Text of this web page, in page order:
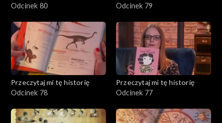
Odcinek 80
Odcinek 79
Przeczytaj mi tę historię
Odcinek 78
Przeczytaj mi tę historię
Odcinek 77